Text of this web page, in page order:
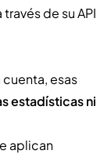
de su API
esas
estadísticas ni
aplican